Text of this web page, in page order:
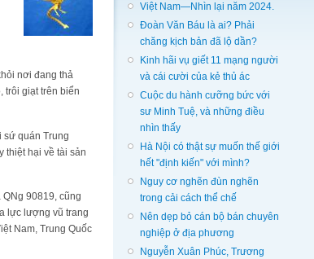
nơi đang thả
trôi giạt trên biển
sứ quán Trung
thiệt hại về tài sản
90819, cũng
lực lượng vũ trang
Nam, Trung Quốc
Việt Nam—Nhìn lại năm 2024.
Đoàn Văn Báu là ai? Phải
chăng kịch bản đã lộ dần?
Kinh hãi vụ giết 11 mạng người
và cái cười của kẻ thủ ác
Cuộc du hành cưỡng bức với
sư Minh Tuệ, và những điều
nhìn thấy
Hà Nội có thật sự muốn thế giới
hết "định kiến" với mình?
Nguy cơ nghẽn đùn nghẽn
trong cải cách thể chế
Nên dẹp bỏ cán bộ bán chuyên
nghiệp ở địa phương
Nguyễn Xuân Phúc, Trương